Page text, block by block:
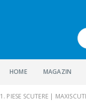
HOME MAGAZIN
1. PIESE SCUTERE |